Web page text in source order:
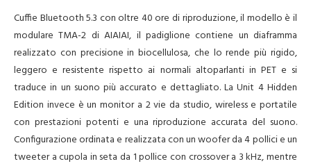
Cuffie Bluetooth 5.3 con oltre 40 ore di riproduzione, il modello è il
modulare TMA-2 di AIAIAI, il padiglione contiene un diaframma
realizzato con precisione in biocellulosa, che lo rende più rigido,
leggero e resistente rispetto ai normali altoparlanti in PET e si
traduce in un suono più accurato e dettagliato. La Unit 4 Hidden
Edition invece è un monitor a 2 vie da studio, wireless e portatile
con prestazioni potenti e una riproduzione accurata del suono.
Configurazione ordinata e realizzata con un woofer da 4 pollici e un
tweeter a cupola in seta da 1 pollice con crossover a 3 kHz, mentre